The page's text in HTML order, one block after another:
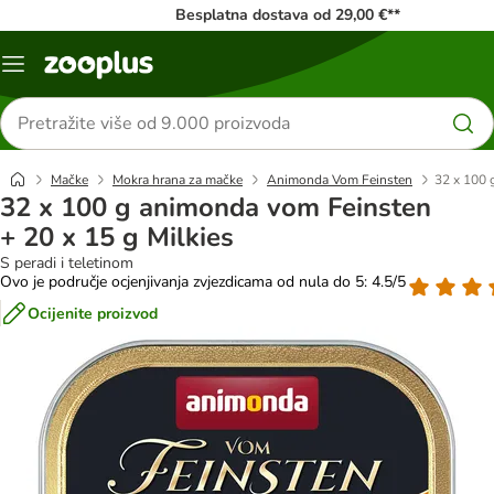
Besplatna dostava od 29,00 €**
Izbornik
Traži
proizvode
Mačke Mokra hrana za mačke Animonda Vom Feinsten 32 x 100
32 x 100 g animonda vom Feinsten
+ 20 x 15 g Milkies
S peradi i teletinom
Ovo je područje ocjenjivanja zvjezdicama od nula do 5: 4.5/5
Ocijenite proizvod